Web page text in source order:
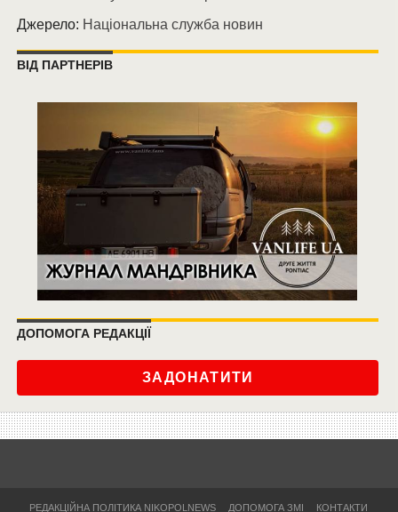
Джерело: Національна служба новин
ВІД ПАРТНЕРІВ
ДОПОМОГА РЕДАКЦІЇ
ЗАДОНАТИТИ
РЕДАКЦІЙНА ПОЛІТИКА NIKOPOLNEWS ДОПОМОГА ЗМІ КОНТАКТИ